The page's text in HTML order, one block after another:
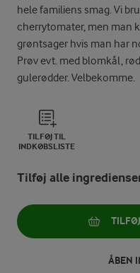
hele familiens smag. Vi
cherrytomater, men man
grøntsager hvis man har
Prøv evt. med blomkål,
gulerødder. Velbekomme.
TILFØJ TIL
INDKØBSLISTE
Tilføj alle
ÅBEN